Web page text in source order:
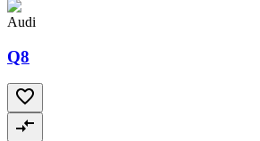
Audi
Q8